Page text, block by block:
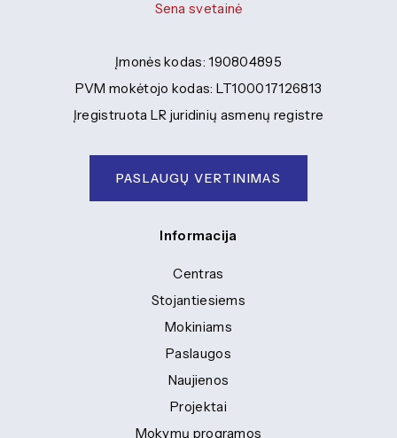
Sena svetainė
Įmonės kodas: 190804895
PVM mokėtojo kodas: LT100017126813
Įregistruota LR juridinių asmenų registre
PASLAUGŲ VERTINIMAS
Informacija
Centras
Stojantiesiems
Mokiniams
Paslaugos
Naujienos
Projektai
Mokymų programos